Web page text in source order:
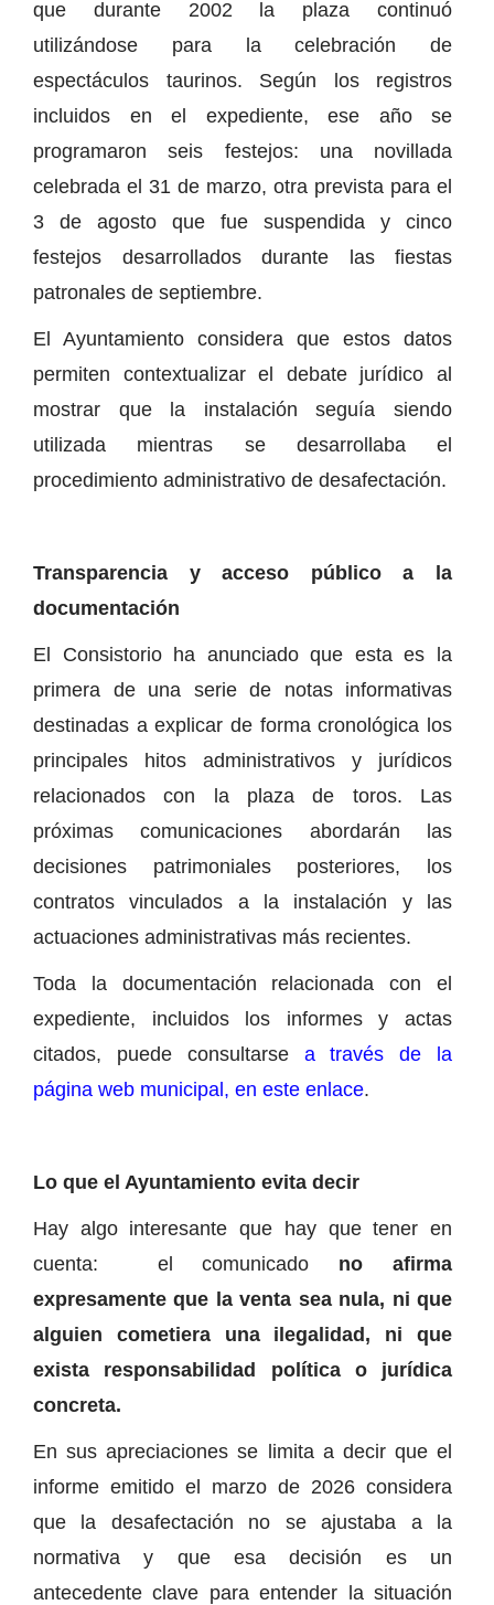
que durante 2002 la plaza continuó
utilizándose para la celebración de
espectáculos taurinos. Según los registros
incluidos en el expediente, ese año se
programaron seis festejos: una novillada
celebrada el 31 de marzo, otra prevista para el
3 de agosto que fue suspendida y cinco
festejos desarrollados durante las fiestas
patronales de septiembre.
El Ayuntamiento considera que estos datos
permiten contextualizar el debate jurídico al
mostrar que la instalación seguía siendo
utilizada mientras se desarrollaba el
procedimiento administrativo de desafectación.
Transparencia y acceso público a la
documentación
El Consistorio ha anunciado que esta es la
primera de una serie de notas informativas
destinadas a explicar de forma cronológica los
principales hitos administrativos y jurídicos
relacionados con la plaza de toros. Las
próximas comunicaciones abordarán las
decisiones patrimoniales posteriores, los
contratos vinculados a la instalación y las
actuaciones administrativas más recientes.
Toda la documentación relacionada con el
expediente, incluidos los informes y actas
citados, puede consultarse a través de la
página web municipal, en este enlace.
Lo que el Ayuntamiento evita decir
Hay algo interesante que hay que tener en
cuenta: el comunicado no afirma
expresamente que la venta sea nula, ni que
alguien cometiera una ilegalidad, ni que
exista responsabilidad política o jurídica
concreta.
En sus apreciaciones se limita a decir que el
informe emitido el marzo de 2026 considera
que la desafectación no se ajustaba a la
normativa y que esa decisión es un
antecedente clave para entender la situación